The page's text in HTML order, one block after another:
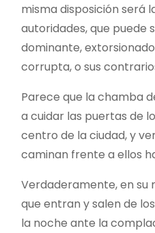
misma disposición será
autoridades, que puede
dominante,
corrupta, o sus
Parece que la chamba
a cuidar las puertas de
centro de la ciudad, y
caminan frente a ellos
Verdaderamente, en su
que entran y salen de
la noche ante la